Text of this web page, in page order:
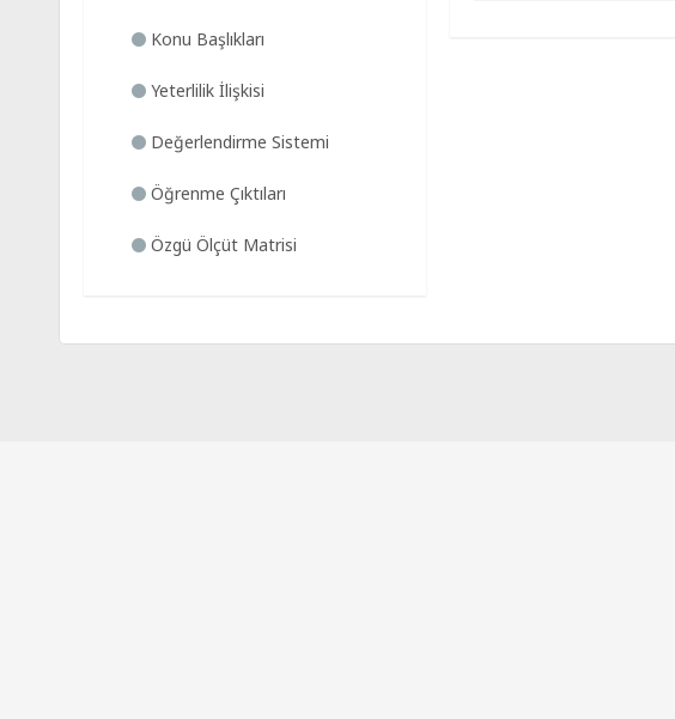
Konu Başlıkları
Yeterlilik İlişkisi
Değerlendirme Sistemi
Öğrenme Çıktıları
Özgü Ölçüt Matrisi